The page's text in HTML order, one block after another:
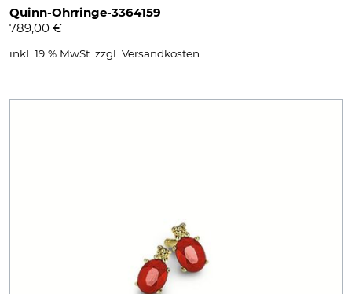
Quinn-Ohrringe-3364159
789,00 €
inkl. 19 % MwSt. zzgl. Versandkosten